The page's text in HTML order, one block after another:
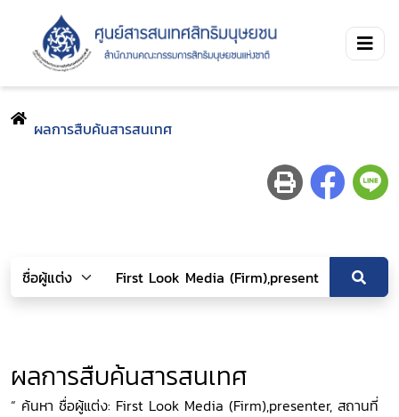
ผลการสืบค้นสารสนเทศ
ผลการสืบค้นสารสนเทศ
“ ค้นหา ชื่อผู้แต่ง: First Look Media (Firm),presenter, สถานที่